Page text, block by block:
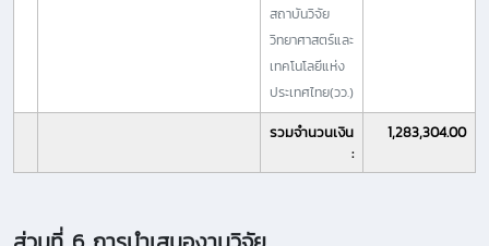
สถาบันวิจัย
วิทยาศาสตร์และ
เทคโนโลยีแห่ง
ประเทศไทย(วว.)
รวมจำนวนเงิน
:
1,283,304.00